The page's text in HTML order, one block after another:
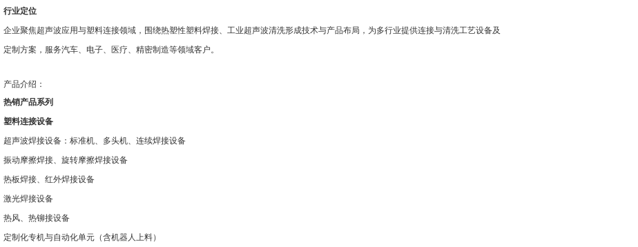
行业定位
企业聚焦超声波应用与塑料连接领域，围绕热塑性塑料焊接、工业超声波清洗形成技术与产品布局，为多行业提供连接与清洗工艺设备及
定制方案，服务汽车、电子、医疗、精密制造等领域客户。
产品介绍：
热销产品系列
塑料连接设备
超声波焊接设备：标准机、多头机、连续焊接设备
振动摩擦焊接、旋转摩擦焊接设备
热板焊接、红外焊接设备
激光焊接设备
热风、热铆接设备
定制化专机与自动化单元（含机器人上料）